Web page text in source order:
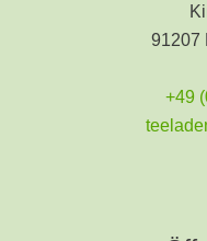
91207
+49